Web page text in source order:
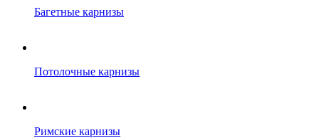
Багетные карнизы
Потолочные карнизы
Римские карнизы